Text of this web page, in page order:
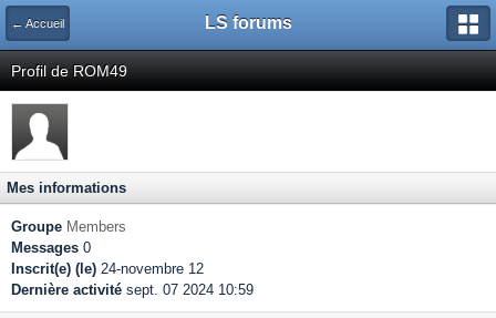
← Accueil LS forums
Profil de ROM49
Mes informations
Groupe Members
Messages 0
Inscrit(e) (le) 24-novembre 12
Dernière activité sept. 07 2024 10:59